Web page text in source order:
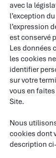
avec la
l’exception
l’expression
est conservé
Les données
les cookies
identifier
sur votre
vous en
Site.
Nous
cookies dont
description